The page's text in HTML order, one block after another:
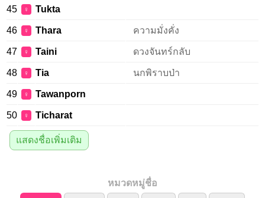
45 ♀ Tukta
46 ♀ Thara ความมั่งคั่ง
47 ♀ Taini ดวงจันทร์กลับ
48 ♀ Tia นกพิราบป่า
49 ♀ Tawanporn
50 ♀ Ticharat
แสดงชื่อเพิ่มเติม
หมวดหมู่ชื่อ